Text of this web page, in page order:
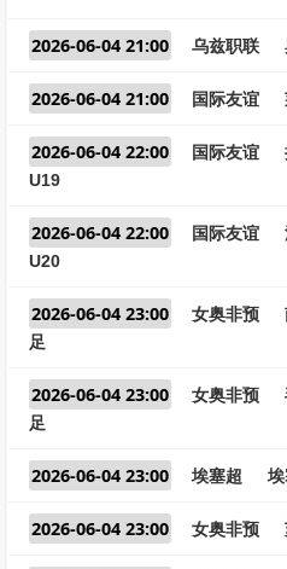
2026-06-04 21:00 乌兹职联
2026-06-04 21:00 国际友谊
2026-06-04 22:00 国际友谊
U19
2026-06-04 22:00 国际友谊
U20
2026-06-04 23:00 女奥非预
足
2026-06-04 23:00 女奥非预
足
2026-06-04 23:00 埃塞超
2026-06-04 23:00 女奥非预